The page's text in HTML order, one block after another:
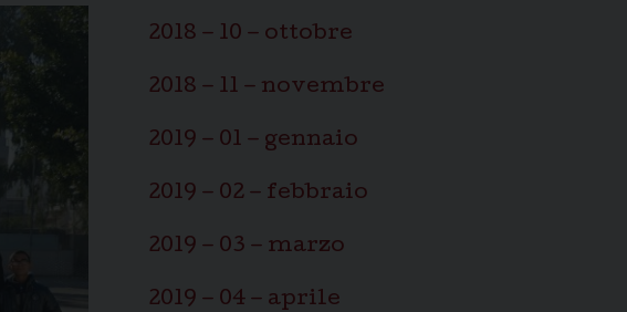
2018 – 10 – ottobre
2018 – 11 – novembre
2019 – 01 – gennaio
2019 – 02 – febbraio
2019 – 03 – marzo
2019 – 04 – aprile